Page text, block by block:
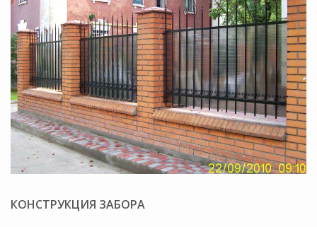
КОНСТРУКЦИЯ ЗАБОРА